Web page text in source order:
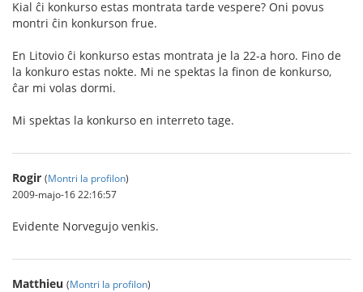
Kial ĉi konkurso estas montrata tarde vespere? Oni povus
montri ĉin konkurson frue.
En Litovio ĉi konkurso estas montrata je la 22-a horo. Fino de
la konkuro estas nokte. Mi ne spektas la finon de konkurso,
ĉar mi volas dormi.
Mi spektas la konkurso en interreto tage.
Rogir (Montri la profilon)
2009-majo-16 22:16:57
Evidente Norvegujo venkis.
Matthieu (Montri la profilon)